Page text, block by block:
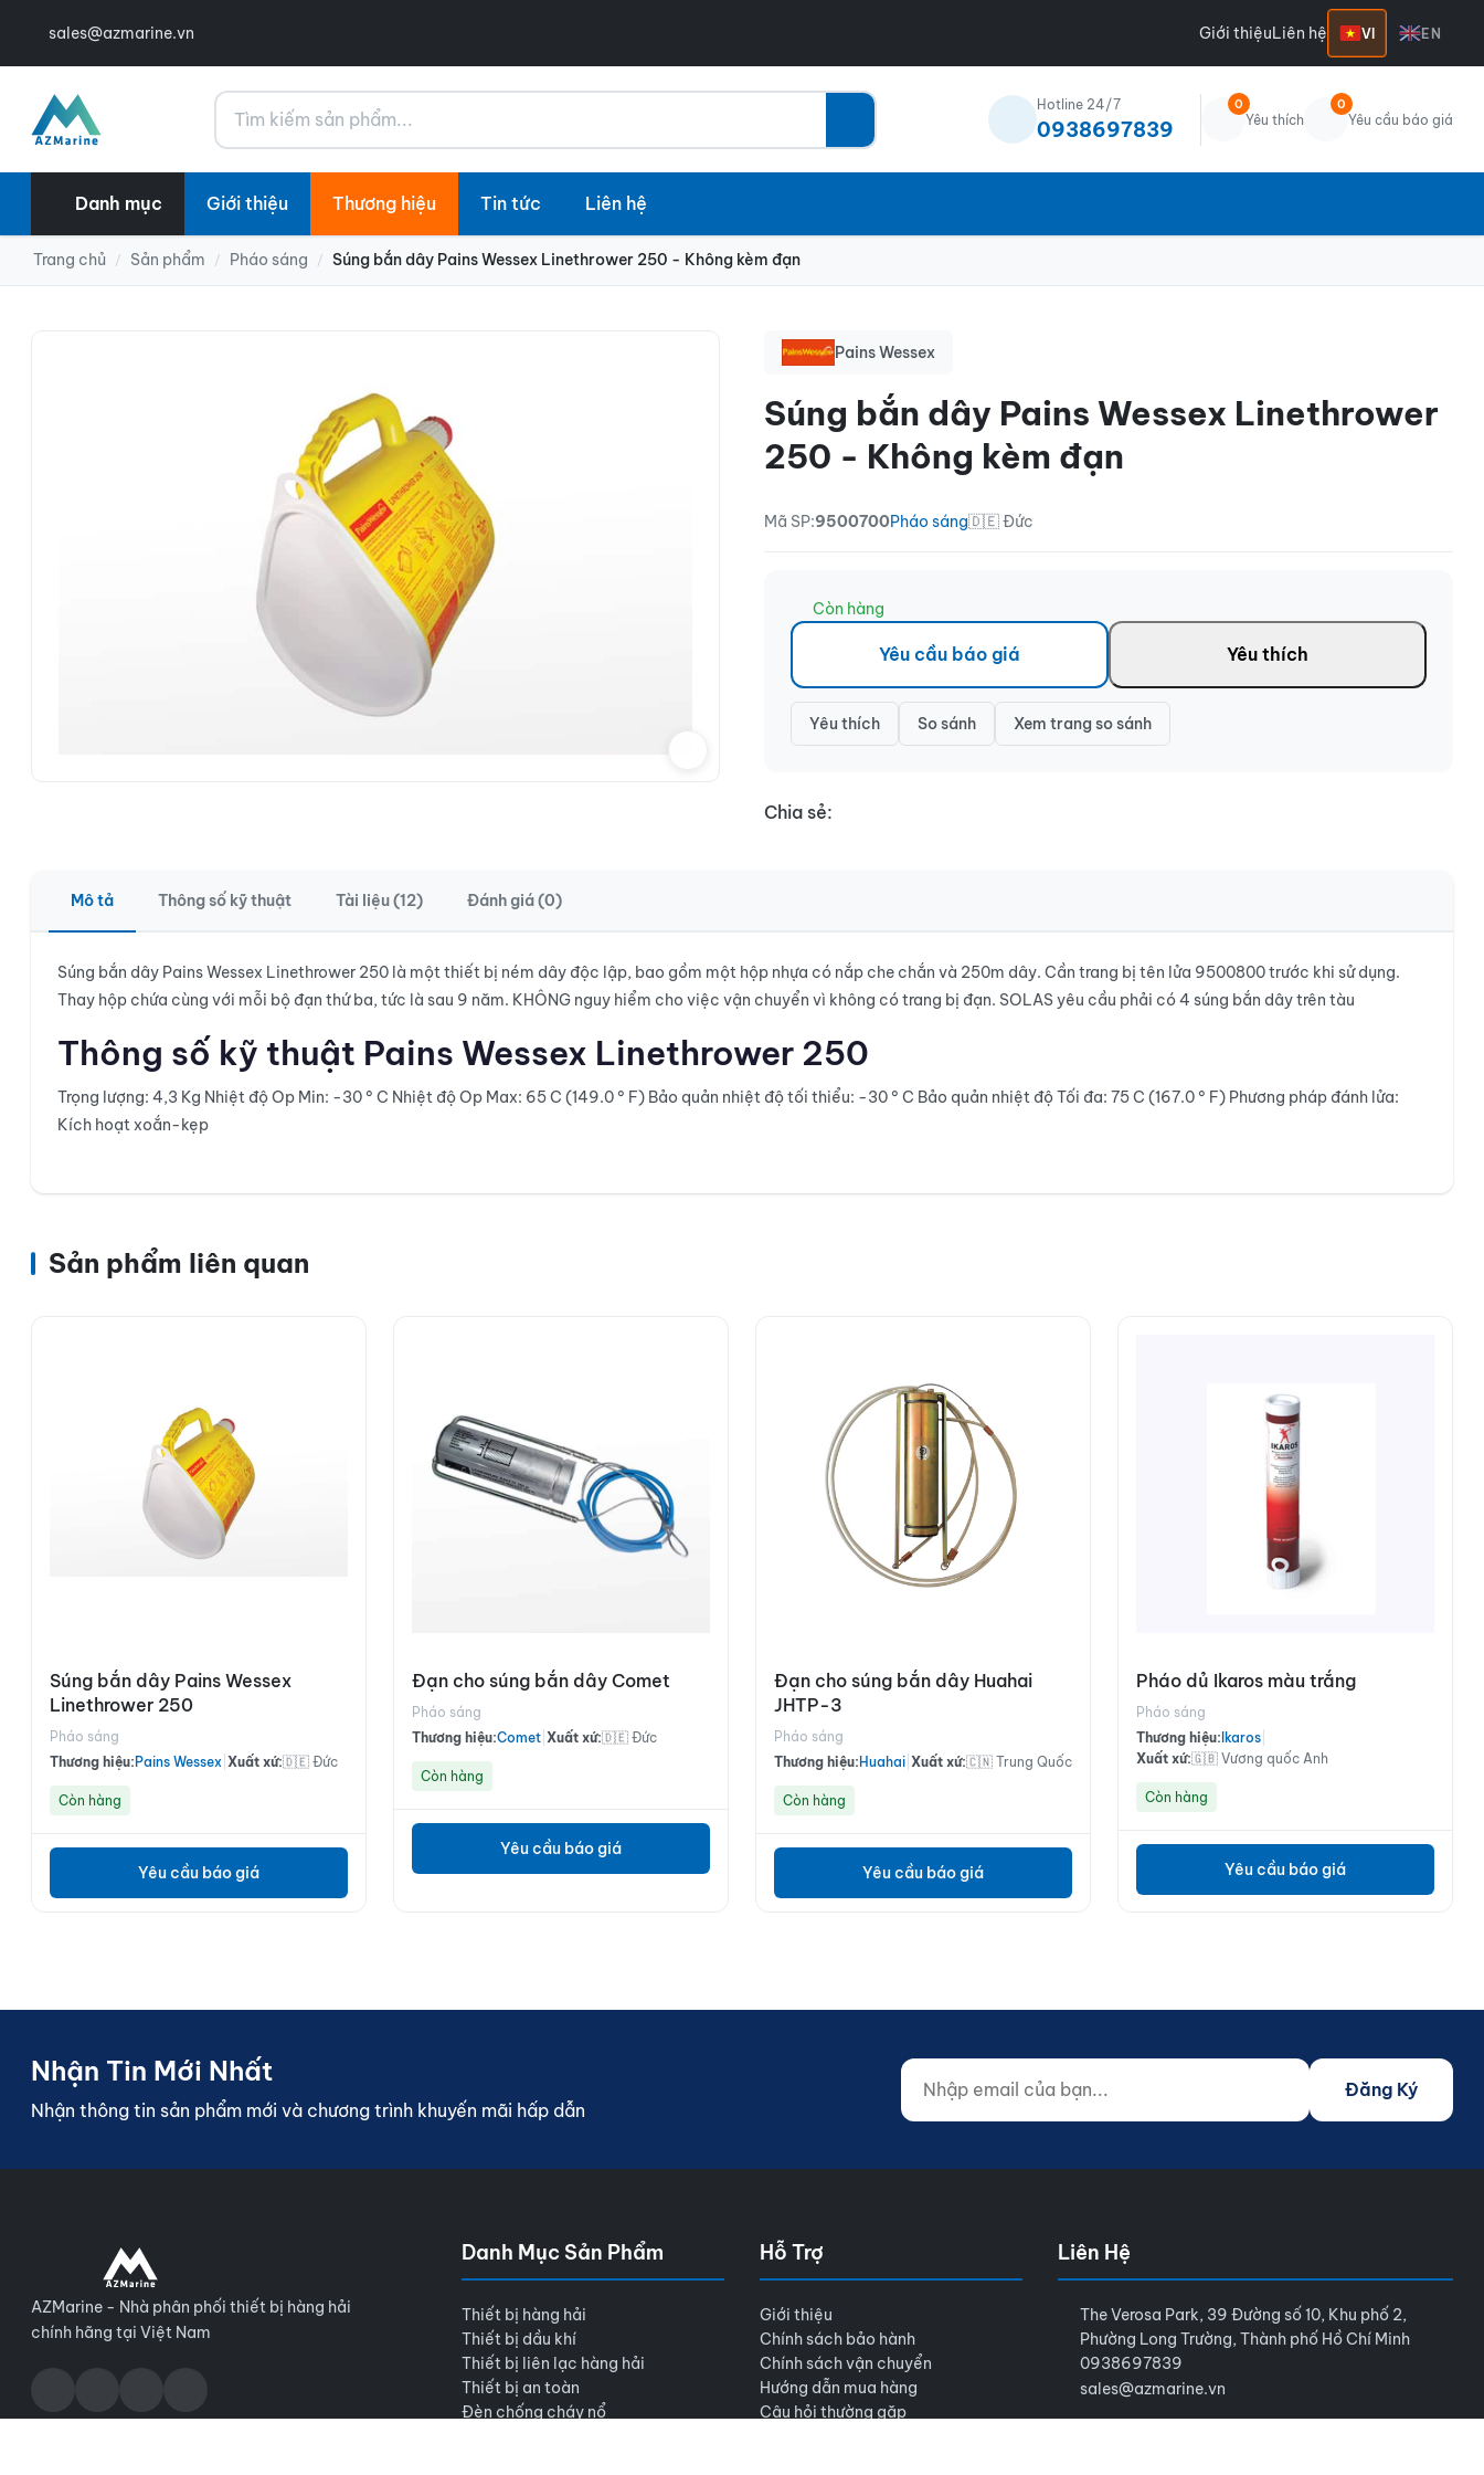
sales@azmarine.vn Giới thiệuLiên hệ VI EN
Tìm kiếm Hotline 24/7
0938697839
0
Yêu thích
0
Yêu cầu báo giá
Danh mục Giới thiệu Thương hiệu Tin tức Liên hệ
Trang chủ / Sản phẩm / Pháo sáng / Súng bắn dây Pains Wessex Linethrower 250 - Không kèm đạn
Pains Wessex
Súng bắn dây Pains Wessex Linethrower
250 - Không kèm đạn
Mã SP:9500700Pháo sáng🇩🇪 Đức
Còn hàng
Yêu cầu báo giá Yêu thích
Yêu thích So sánh Xem trang so sánh
Chia sẻ:
Mô tả Thông số kỹ thuật Tài liệu (12) Đánh giá (0)
Súng bắn dây Pains Wessex Linethrower 250 là một thiết bị ném dây độc lập, bao gồm một hộp nhựa có nắp che chắn và 250m dây. Cần trang bị tên lửa 9500800 trước khi sử dụng.
Thay hộp chứa cùng với mỗi bộ đạn thứ ba, tức là sau 9 năm. KHÔNG nguy hiểm cho việc vận chuyển vì không có trang bị đạn. SOLAS yêu cầu phải có 4 súng bắn dây trên tàu
Thông số kỹ thuật Pains Wessex Linethrower 250
Trọng lượng: 4,3 Kg Nhiệt độ Op Min: -30 ° C Nhiệt độ Op Max: 65 C (149.0 ° F) Bảo quản nhiệt độ tối thiểu: -30 ° C Bảo quản nhiệt độ Tối đa: 75 C (167.0 ° F) Phương pháp đánh lửa:
Kích hoạt xoắn-kẹp
Sản phẩm liên quan
Súng bắn dây Pains Wessex
Linethrower 250
Pháo sáng
Thương hiệu: Pains Wessex Xuất xứ:🇩🇪 Đức
Còn hàng
Yêu cầu báo giá
Đạn cho súng bắn dây Comet
Pháo sáng
Thương hiệu:Comet Xuất xứ:🇩🇪 Đức
Còn hàng
Yêu cầu báo giá
Đạn cho súng bắn dây Huahai
JHTP-3
Pháo sáng
Thương hiệu: Huahai Xuất xứ:🇨🇳 Trung Quốc
Còn hàng
Yêu cầu báo giá
Pháo dủ Ikaros màu trắng
Pháo sáng
Thương hiệu: Ikaros
Xuất xứ:🇬🇧 Vương quốc Anh
Còn hàng
Yêu cầu báo giá
Nhận Tin Mới Nhất
Nhận thông tin sản phẩm mới và chương trình khuyến mãi hấp dẫn
Nhập email của bạn...
Website (do not fill)
Đăng Ký
AZMarine - Nhà phân phối thiết bị hàng hải
chính hãng tại Việt Nam
Danh Mục Sản Phẩm
Thiết bị hàng hải
Thiết bị dầu khí
Thiết bị liên lạc hàng hải
Thiết bị an toàn
Đèn chống cháy nổ
Hỗ Trợ
Giới thiệu
Chính sách bảo hành
Chính sách vận chuyển
Hướng dẫn mua hàng
Câu hỏi thường gặp
Liên Hệ
The Verosa Park, 39 Đường số 10, Khu phố 2,
Phường Long Trường, Thành phố Hồ Chí Minh
0938697839
sales@azmarine.vn